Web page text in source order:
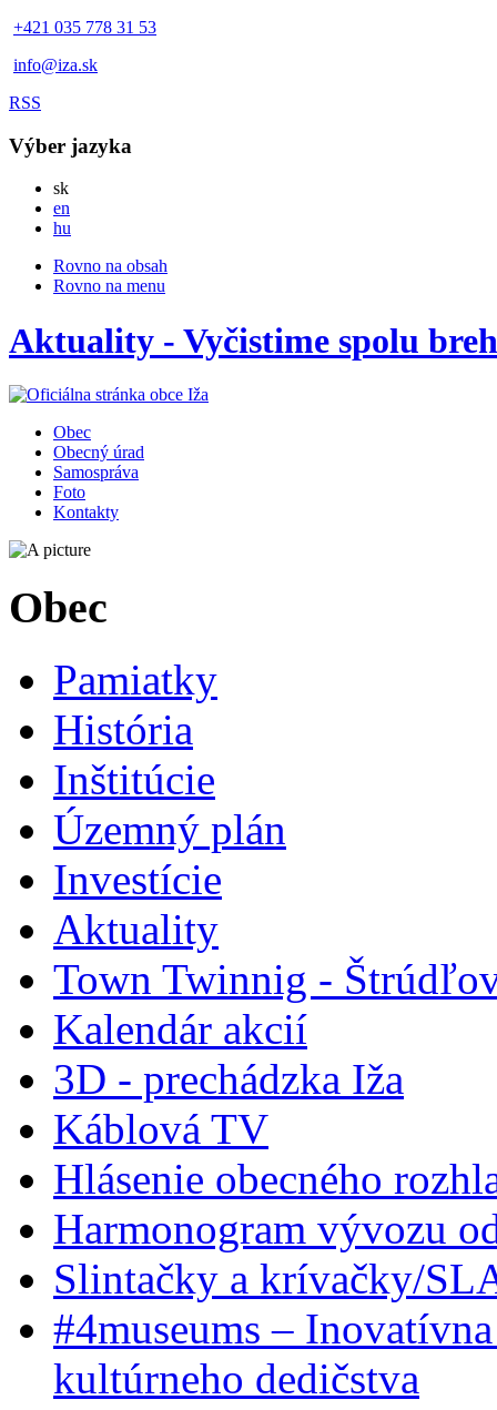
+421 035 778 31 53
info@iza.sk
RSS
Výber jazyka
skSlovensky
en
hu
Rovno na obsah
Rovno na menu
Aktuality - Vyčistime spolu
Obec
Obecný úrad
Samospráva
Foto
Kontakty
Obec
Pamiatky
História
Inštitúcie
Územný plán
Investície
Aktuality
Town Twinnig -
Kalendár akcií
3D - prechádzka Iža
Káblová TV
Hlásenie obecného
Harmonogram vývozu
Slintačky a krívačky/
#4museums –
kultúrneho dedičstva